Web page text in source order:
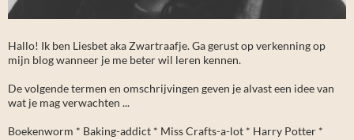
Hallo! Ik ben Liesbet aka Zwartraafje. Ga gerust op verkenning op
mijn blog wanneer je me beter wil leren kennen.
De volgende termen en omschrijvingen geven je alvast een idee van
wat je mag verwachten ...
Boekenworm * Baking-addict * Miss Crafts-a-lot * Harry Potter *